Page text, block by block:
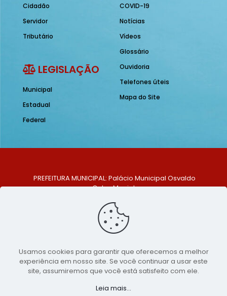
Cidadão
Servidor
Tributário
LEGISLAÇÃO
Municipal
Estadual
Federal
COVID-19
Notícias
Vídeos
Glossário
Ouvidoria
Telefones úteis
Mapa do Site
PREFEITURA MUNICIPAL: Palácio Municipal Osvaldo
Celso Maciel
Centro, São Bento do Una - PE. CEP: 553370-128
TELEFONE: (81) 99548-1569
E-MAIL: ouvidoria@saobentodouna.pe.gov.br
Copyright 2021-2026 - Assessoria de Comunicação da
Prefeitura de São Bento do Una - PE
Página desenvolvida pela agência de
Usamos cookies para garantir que oferecemos a melhor
experiência em nosso site. Se você continuar a usar este
site, assumiremos que você está satisfeito com ele.
Leia mais...